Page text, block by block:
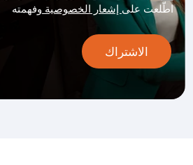
اطّلعت على إشعار الخصوصية وفهمته
الاشتراك